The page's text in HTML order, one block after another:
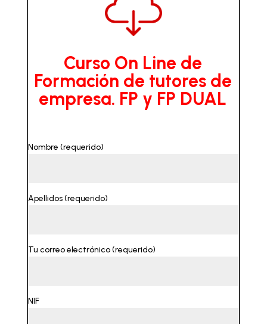
Curso On Line de
Formación de tutores de
empresa. FP y FP DUAL
Nombre (requerido)
Apellidos (requerido)
Tu correo electrónico (requerido)
NIF